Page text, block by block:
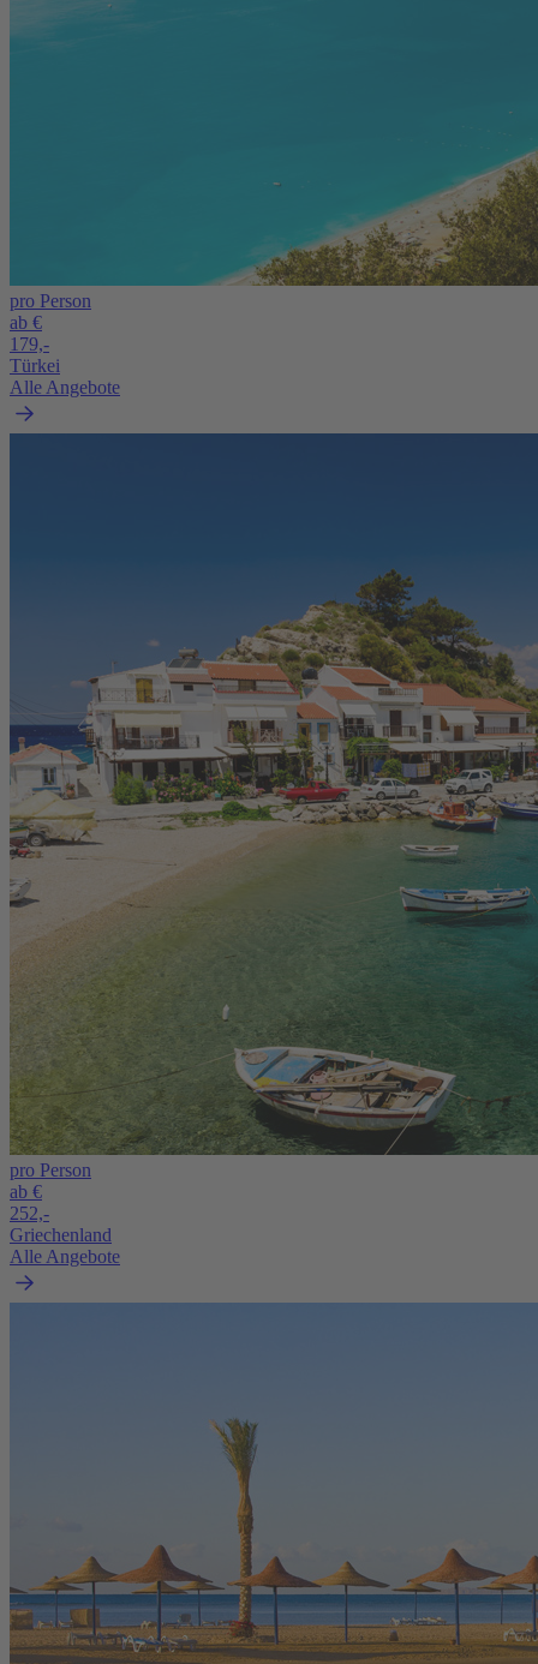
pro Person
ab €
179,-
Türkei
Alle Angebote
pro Person
ab €
252,-
Griechenland
Alle Angebote